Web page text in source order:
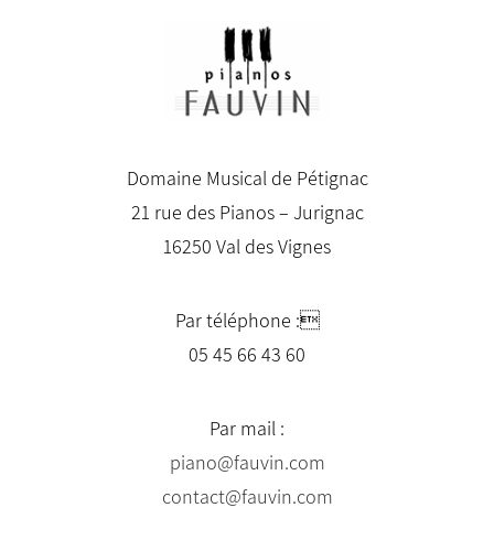
Domaine Musical de Pétignac
21 rue des Pianos – Jurignac
16250 Val des Vignes
Par téléphone :
05 45 66 43 60
Par mail :
piano@fauvin.com
contact@fauvin.com